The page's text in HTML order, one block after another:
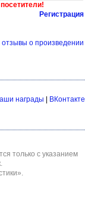
Регистрация
отзывы о произведении
награды
ВКонтакте
только с указанием
.